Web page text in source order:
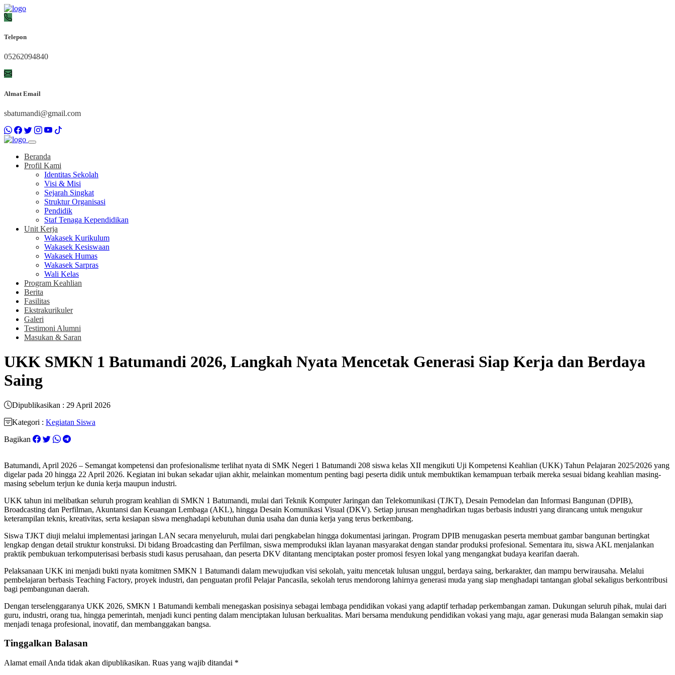
Telepon
05262094840
Almat Email
sbatumandi@gmail.com
Beranda
Profil Kami
Identitas Sekolah
Visi & Misi
Sejarah Singkat
Struktur Organisasi
Pendidik
Staf Tenaga Kependidikan
Unit Kerja
Wakasek Kurikulum
Wakasek Kesiswaan
Wakasek Humas
Wakasek Sarpras
Wali Kelas
Program Keahlian
Berita
Fasilitas
Ekstrakurikuler
Galeri
Testimoni Alumni
Masukan & Saran
UKK SMKN 1 Batumandi 2026, Langkah Nyata Mencetak Generasi Siap Kerja dan Berdaya
Saing
Dipublikasikan : 29 April 2026
Kategori : Kegiatan Siswa
Bagikan
Batumandi, April 2026 – Semangat kompetensi dan profesionalisme terlihat nyata di SMK Negeri 1 Batumandi 208 siswa kelas XII mengikuti Uji Kompetensi Keahlian (UKK) Tahun Pelajaran 2025/2026 yang
digelar pada 20 hingga 22 April 2026. Kegiatan ini bukan sekadar ujian akhir, melainkan momentum penting bagi peserta didik untuk membuktikan kemampuan terbaik mereka sesuai bidang keahlian masing-
masing sebelum terjun ke dunia kerja maupun industri.
UKK tahun ini melibatkan seluruh program keahlian di SMKN 1 Batumandi, mulai dari Teknik Komputer Jaringan dan Telekomunikasi (TJKT), Desain Pemodelan dan Informasi Bangunan (DPIB),
Broadcasting dan Perfilman, Akuntansi dan Keuangan Lembaga (AKL), hingga Desain Komunikasi Visual (DKV). Setiap jurusan menghadirkan tugas berbasis industri yang dirancang untuk mengukur
keterampilan teknis, kreativitas, serta kesiapan siswa menghadapi kebutuhan dunia usaha dan dunia kerja yang terus berkembang.
Siswa TJKT diuji melalui implementasi jaringan LAN secara menyeluruh, mulai dari pengkabelan hingga dokumentasi jaringan. Program DPIB menugaskan peserta membuat gambar bangunan bertingkat
lengkap dengan detail struktur konstruksi. Di bidang Broadcasting dan Perfilman, siswa memproduksi iklan layanan masyarakat dengan standar produksi profesional. Sementara itu, siswa AKL menjalankan
praktik pembukuan terkomputerisasi berbasis studi kasus perusahaan, dan peserta DKV ditantang menciptakan poster promosi fesyen lokal yang mengangkat budaya kearifan daerah.
Pelaksanaan UKK ini menjadi bukti nyata komitmen SMKN 1 Batumandi dalam mewujudkan visi sekolah, yaitu mencetak lulusan unggul, berdaya saing, berkarakter, dan mampu berwirausaha. Melalui
pembelajaran berbasis Teaching Factory, proyek industri, dan penguatan profil Pelajar Pancasila, sekolah terus mendorong lahirnya generasi muda yang siap menghadapi tantangan global sekaligus berkontribusi
bagi pembangunan daerah.
Dengan terselenggaranya UKK 2026, SMKN 1 Batumandi kembali menegaskan posisinya sebagai lembaga pendidikan vokasi yang adaptif terhadap perkembangan zaman. Dukungan seluruh pihak, mulai dari
guru, industri, orang tua, hingga pemerintah, menjadi kunci penting dalam menciptakan lulusan berkualitas. Mari bersama mendukung pendidikan vokasi yang maju, agar generasi muda Balangan semakin siap
menjadi tenaga profesional, inovatif, dan membanggakan bangsa.
Tinggalkan Balasan
Alamat email Anda tidak akan dipublikasikan. Ruas yang wajib ditandai *